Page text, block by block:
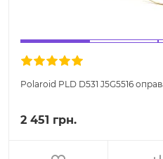
Polaroid PLD D531 J5G5516
2 451 грн.